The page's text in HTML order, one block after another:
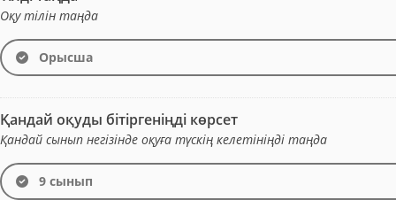
Оқу тілін таңда
Орысша
Қандай оқуды бітіргеніңді көрсет
Қандай сынып негізінде оқуға түскің келетініңді таңда
9 сынып